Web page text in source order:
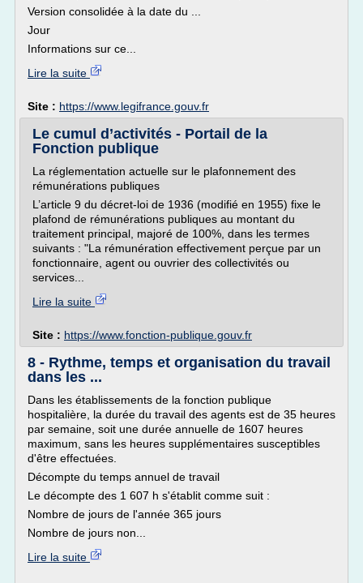
Version consolidée à la date du ...
Jour
Informations sur ce...
Lire la suite
Site : https://www.legifrance.gouv.fr
Le cumul d’activités - Portail de la
Fonction publique
La réglementation actuelle sur le plafonnement des
rémunérations publiques
L’article 9 du décret-loi de 1936 (modifié en 1955) fixe le
plafond de rémunérations publiques au montant du
traitement principal, majoré de 100%, dans les termes
suivants : "La rémunération effectivement perçue par un
fonctionnaire, agent ou ouvrier des collectivités ou
services...
Lire la suite
Site : https://www.fonction-publique.gouv.fr
8 - Rythme, temps et organisation du travail
dans les ...
Dans les établissements de la fonction publique
hospitalière, la durée du travail des agents est de 35 heures
par semaine, soit une durée annuelle de 1607 heures
maximum, sans les heures supplémentaires susceptibles
d'être effectuées.
Décompte du temps annuel de travail
Le décompte des 1 607 h s'établit comme suit :
Nombre de jours de l'année 365 jours
Nombre de jours non...
Lire la suite